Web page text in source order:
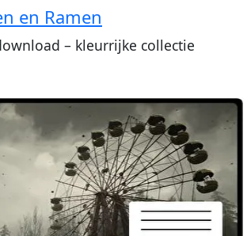
en Ramen
– kleurrijke collectie